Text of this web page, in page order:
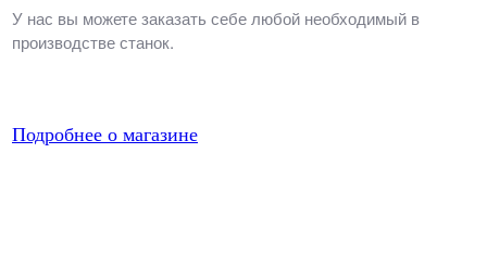
У нас вы можете заказать себе любой необходимый в
производстве станок.
Подробнее о магазине